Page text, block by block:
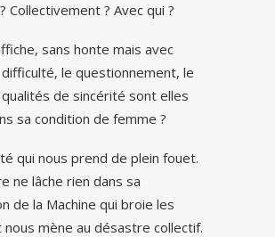
Collectivement ? Avec qui ?
sans honte mais avec
le questionnement, le
de sincérité sont elles
sa condition de femme ?
qui nous prend de plein fouet.
ne lâche rien dans sa
de la Machine qui broie les
nous mène au désastre collectif.